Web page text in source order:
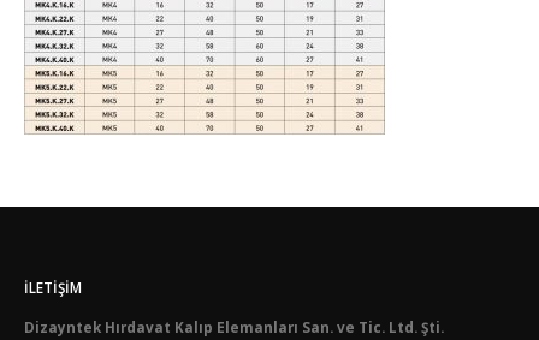
İLETIŞIM
Dizayntek Hırdavat Kalıp Elemanları San. ve Tic. Ltd. Şti.